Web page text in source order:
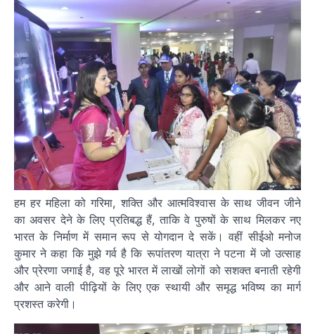
हम हर महिला को गरिमा, शक्ति और आत्मविश्वास के साथ जीवन जीने
का अवसर देने के लिए प्रतिबद्ध हैं, ताकि वे पुरुषों के साथ मिलकर नए
भारत के निर्माण में समान रूप से योगदान दे सकें। वहीं सीईओ मनोज
कुमार ने कहा कि मुझे गर्व है कि रूपांतरण यात्रा ने पटना में जो उत्साह
और प्रेरणा जगाई है, वह पूरे भारत में लाखों लोगों को सशक्त बनाती रहेगी
और आने वाली पीढ़ियों के लिए एक स्थायी और समृद्ध भविष्य का मार्ग
प्रशस्त करेगी।